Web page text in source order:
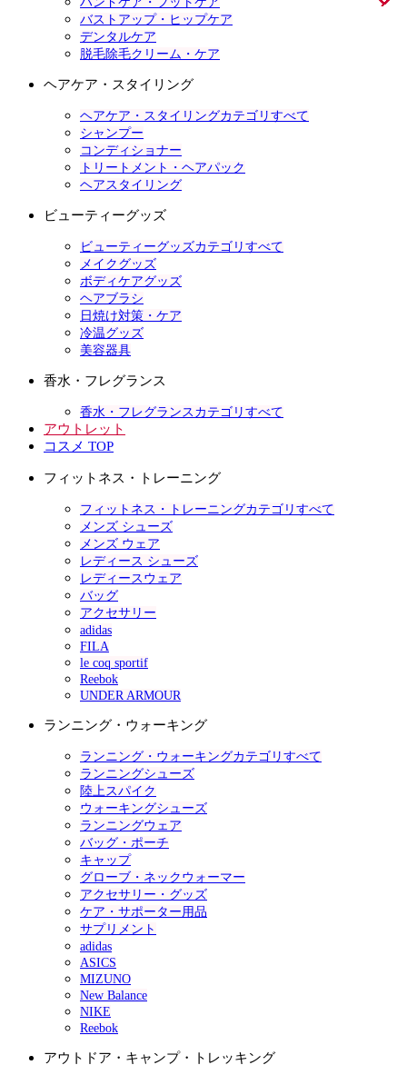
バストアップ・ヒップケア
デンタルケア
脱毛除毛クリーム・ケア
ヘアケア・スタイリング
ヘアケア・スタイリングカテゴリすべて
シャンプー
コンディショナー
トリートメント・ヘアパック
ヘアスタイリング
ビューティーグッズ
ビューティーグッズカテゴリすべて
メイクグッズ
ボディケアグッズ
ヘアブラシ
日焼け対策・ケア
冷温グッズ
美容器具
香水・フレグランス
香水・フレグランスカテゴリすべて
アウトレット
コスメ TOP
フィットネス・トレーニング
フィットネス・トレーニングカテゴリすべて
メンズ シューズ
メンズ ウェア
レディース シューズ
レディースウェア
バッグ
アクセサリー
adidas
FILA
le coq sportif
Reebok
UNDER ARMOUR
ランニング・ウォーキング
ランニング・ウォーキングカテゴリすべて
ランニングシューズ
陸上スパイク
ウォーキングシューズ
ランニングウェア
バッグ・ポーチ
キャップ
グローブ・ネックウォーマー
アクセサリー・グッズ
ケア・サポーター用品
サプリメント
adidas
ASICS
MIZUNO
New Balance
NIKE
Reebok
アウトドア・キャンプ・トレッキング